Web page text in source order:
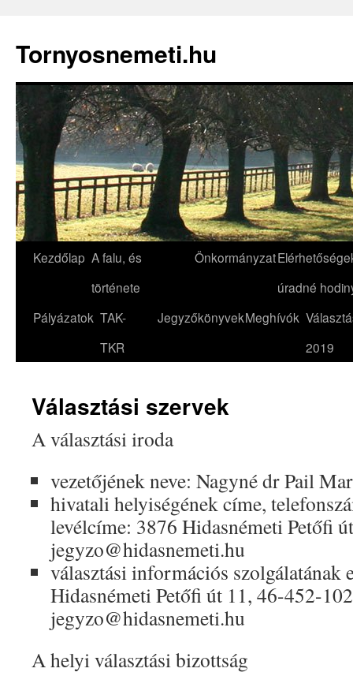
Tornyosnemeti.hu
Kilépés
tartalomba
Kezdőlap A falu, és
története
Önkormányzat
úradné
Pályázatok TAK-
TKR
JegyzőkönyvekMeghívók
2019
Választási szervek
A választási iroda
vezetőjének neve: Nagyné dr Pail
hivatali helyiségének címe,
levélcíme: 3876 Hidasnémeti Petőfi
jegyzo@hidasnemeti.hu
választási információs szolgálatának
Hidasnémeti Petőfi út 11, 46-452-
jegyzo@hidasnemeti.hu
A helyi választási bizottság